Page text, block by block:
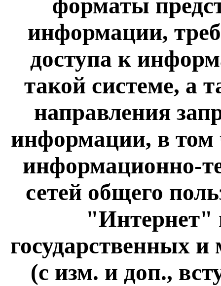
форматы
информации,
доступа к
такой системе, а
направления
информации, в том
информационно-
сетей общего
"Интернет"
государственных
(с изм. и доп.,